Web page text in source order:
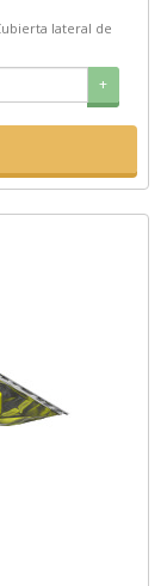
lateral de
+